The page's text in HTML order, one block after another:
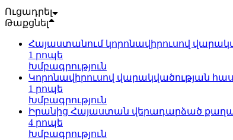
Ուցադրել
Թաքցնել
Հայաստանում կորոնավիրուսով
1 րոպե
Խմբագրություն
Կորոնավիրուսով վարակվածության
1 րոպե
Խմբագրություն
Իրանից Հայաստան վերադարձած
4 րոպե
Խմբագրություն